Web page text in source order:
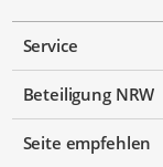
Service
Beteiligung NRW
Seite empfehlen